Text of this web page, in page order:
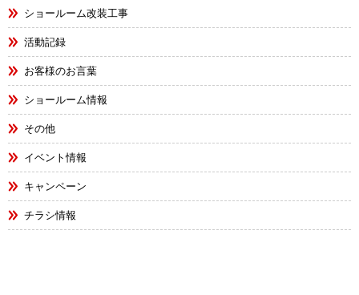
ショールーム改装工事
活動記録
お客様のお言葉
ショールーム情報
その他
イベント情報
キャンペーン
チラシ情報